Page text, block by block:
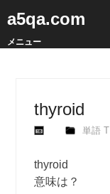
a5qa.com
メニュー
thyroid
単語 T
thyroid
意味は？